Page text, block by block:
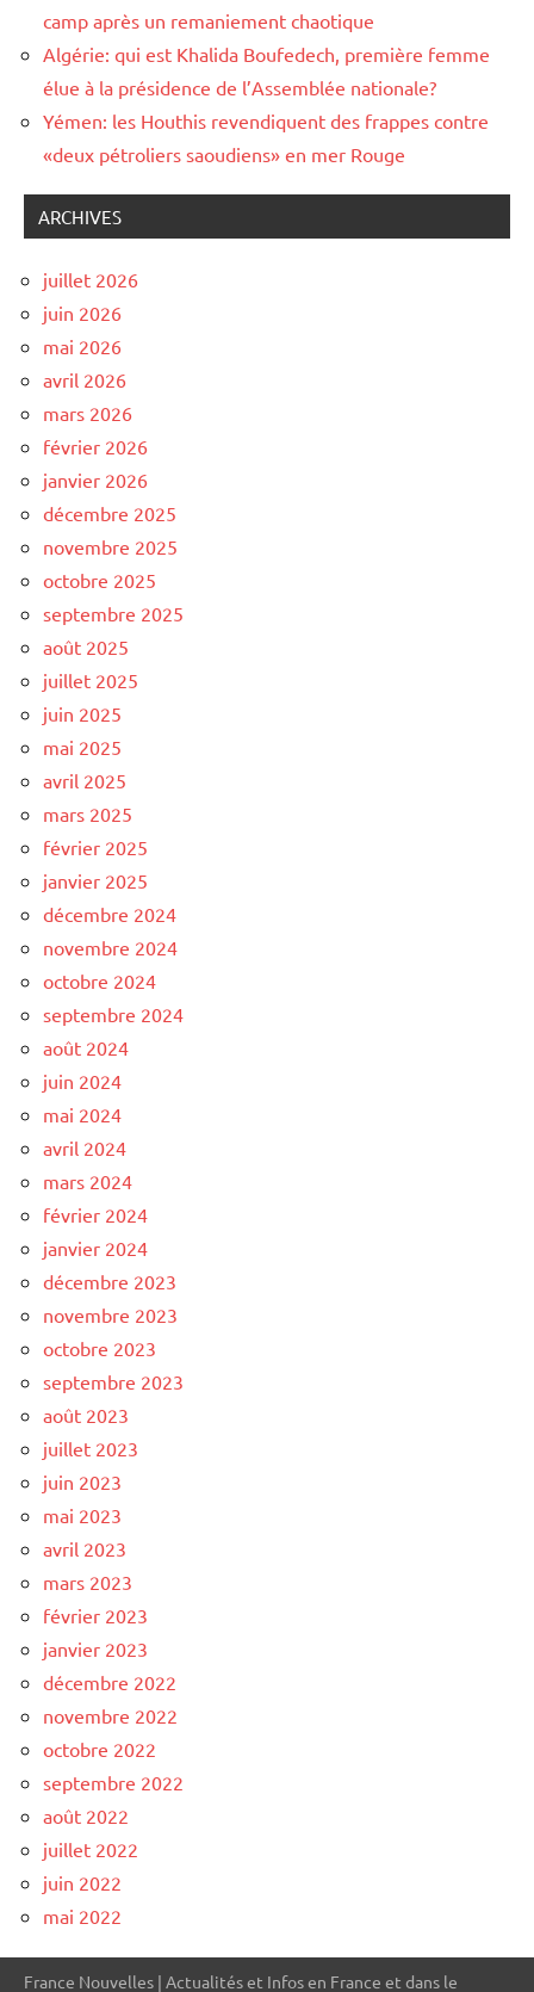
camp après un remaniement chaotique
Algérie: qui est Khalida Boufedech, première femme
élue à la présidence de l’Assemblée nationale?
Yémen: les Houthis revendiquent des frappes contre
«deux pétroliers saoudiens» en mer Rouge
ARCHIVES
juillet 2026
juin 2026
mai 2026
avril 2026
mars 2026
février 2026
janvier 2026
décembre 2025
novembre 2025
octobre 2025
septembre 2025
août 2025
juillet 2025
juin 2025
mai 2025
avril 2025
mars 2025
février 2025
janvier 2025
décembre 2024
novembre 2024
octobre 2024
septembre 2024
août 2024
juin 2024
mai 2024
avril 2024
mars 2024
février 2024
janvier 2024
décembre 2023
novembre 2023
octobre 2023
septembre 2023
août 2023
juillet 2023
juin 2023
mai 2023
avril 2023
mars 2023
février 2023
janvier 2023
décembre 2022
novembre 2022
octobre 2022
septembre 2022
août 2022
juillet 2022
juin 2022
mai 2022
France Nouvelles | Actualités et Infos en France et dans le